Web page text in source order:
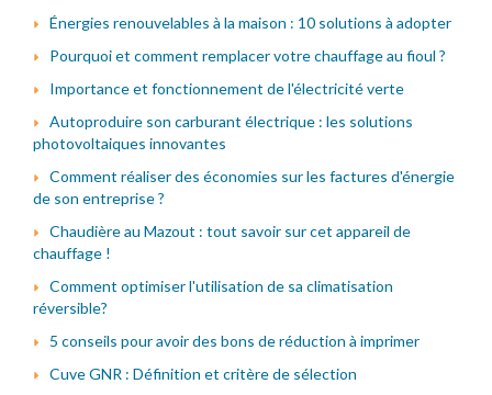
Énergies renouvelables à la maison : 10 solutions à adopter
Pourquoi et comment remplacer votre chauffage au fioul ?
Importance et fonctionnement de l'électricité verte
Autoproduire son carburant électrique : les solutions
photovoltaiques innovantes
Comment réaliser des économies sur les factures d'énergie
de son entreprise ?
Chaudière au Mazout : tout savoir sur cet appareil de
chauffage !
Comment optimiser l'utilisation de sa climatisation
réversible?
5 conseils pour avoir des bons de réduction à imprimer
Cuve GNR : Définition et critère de sélection